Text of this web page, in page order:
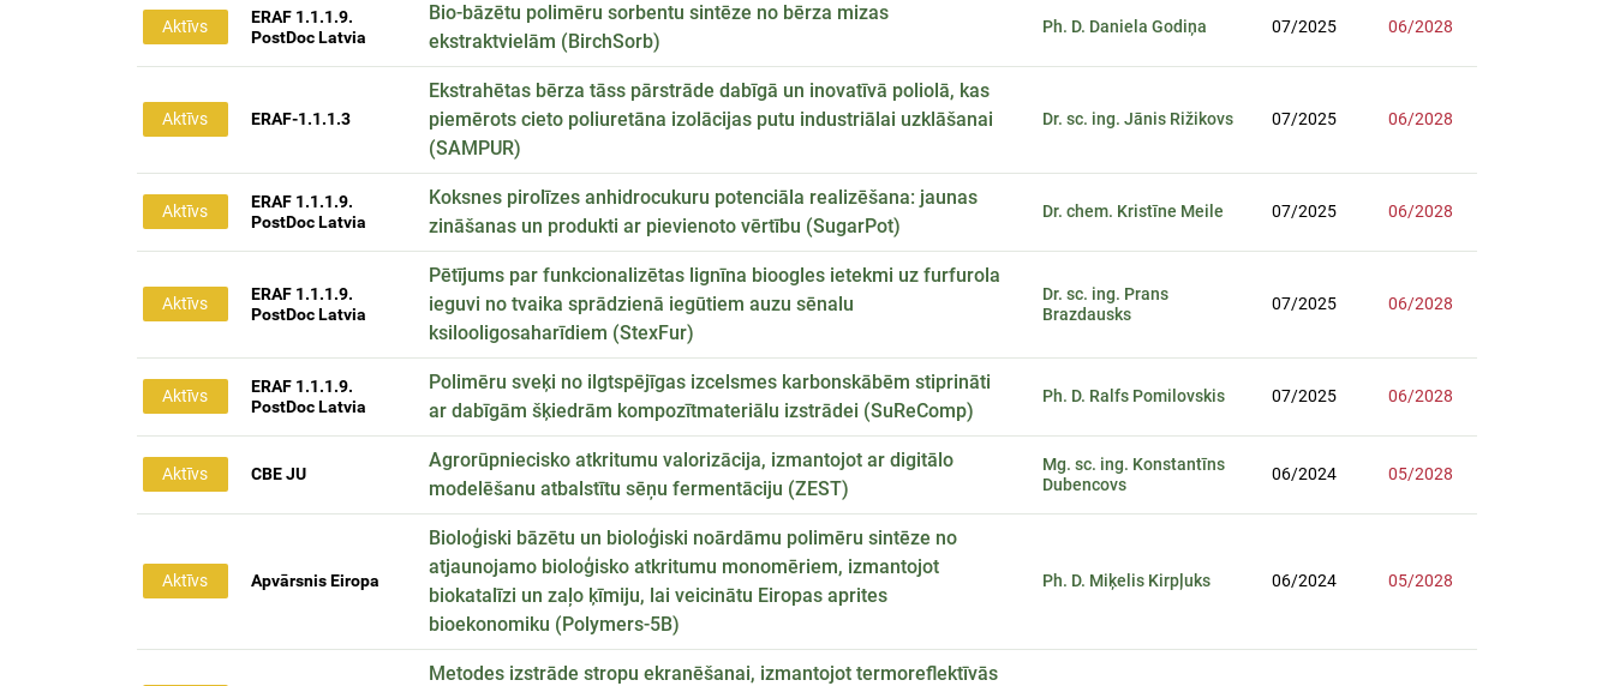
Aktīvs
ERAF 1.1.1.9.
PostDoc Latvia
Bio-bāzētu polimēru sorbentu sintēze no bērza mizas
ekstraktvielām (BirchSorb)
Ph. D. Daniela Godiņa 07/2025 06/2028
Aktīvs ERAF-1.1.1.3
Ekstrahētas bērza tāss pārstrāde dabīgā un inovatīvā poliolā, kas
piemērots cieto poliuretāna izolācijas putu industriālai uzklāšanai
(SAMPUR)
Dr. sc. ing. Jānis Rižikovs 07/2025 06/2028
Aktīvs
ERAF 1.1.1.9.
PostDoc Latvia
Koksnes pirolīzes anhidrocukuru potenciāla realizēšana: jaunas
zināšanas un produkti ar pievienoto vērtību (SugarPot)
Dr. chem. Kristīne Meile 07/2025 06/2028
Aktīvs
ERAF 1.1.1.9.
PostDoc Latvia
Pētījums par funkcionalizētas lignīna bioogles ietekmi uz furfurola
ieguvi no tvaika sprādzienā iegūtiem auzu sēnalu
ksilooligosaharīdiem (StexFur)
Dr. sc. ing. Prans
Brazdausks
07/2025 06/2028
Aktīvs
ERAF 1.1.1.9.
PostDoc Latvia
Polimēru sveķi no ilgtspējīgas izcelsmes karbonskābēm stiprināti
ar dabīgām šķiedrām kompozītmateriālu izstrādei (SuReComp)
Ph. D. Ralfs Pomilovskis 07/2025 06/2028
Aktīvs CBE JU
Agrorūpniecisko atkritumu valorizācija, izmantojot ar digitālo
modelēšanu atbalstītu sēņu fermentāciju (ZEST)
Mg. sc. ing. Konstantīns
Dubencovs
06/2024 05/2028
Aktīvs Apvārsnis Eiropa
Bioloģiski bāzētu un bioloģiski noārdāmu polimēru sintēze no
atjaunojamo bioloģisko atkritumu monomēriem, izmantojot
biokatalīzi un zaļo ķīmiju, lai veicinātu Eiropas aprites
bioekonomiku (Polymers-5B)
Ph. D. Miķelis Kirpļuks 06/2024 05/2028
Metodes izstrāde stropu ekranēšanai, izmantojot termoreflektīvās